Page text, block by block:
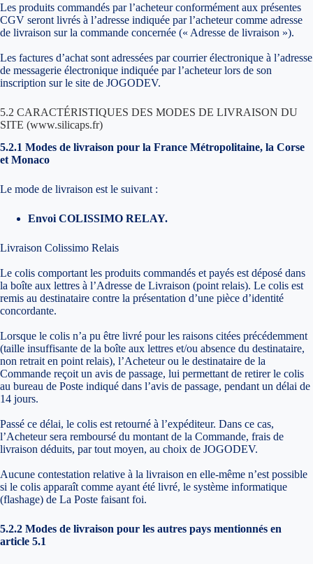
Les produits commandés par l’acheteur conformément aux présentes
CGV seront livrés à l’adresse indiquée par l’acheteur comme adresse
de livraison sur la commande concernée (« Adresse de livraison »).
Les factures d’achat sont adressées par courrier électronique à l’adresse
de messagerie électronique indiquée par l’acheteur lors de son
inscription sur le site de JOGODEV.
5.2 CARACTÉRISTIQUES DES MODES DE LIVRAISON DU
SITE (www.silicaps.fr)
5.2.1 Modes de livraison pour la France Métropolitaine, la Corse
et Monaco
Le mode de livraison est le suivant :
Envoi COLISSIMO RELAY.
Livraison Colissimo Relais
Le colis comportant les produits commandés et payés est déposé dans
la boîte aux lettres à l’Adresse de Livraison (point relais). Le colis est
remis au destinataire contre la présentation d’une pièce d’identité
concordante.
Lorsque le colis n’a pu être livré pour les raisons citées précédemment
(taille insuffisante de la boîte aux lettres et/ou absence du destinataire,
non retrait en point relais), l’Acheteur ou le destinataire de la
Commande reçoit un avis de passage, lui permettant de retirer le colis
au bureau de Poste indiqué dans l’avis de passage, pendant un délai de
14 jours.
Passé ce délai, le colis est retourné à l’expéditeur. Dans ce cas,
l’Acheteur sera remboursé du montant de la Commande, frais de
livraison déduits, par tout moyen, au choix de JOGODEV.
Aucune contestation relative à la livraison en elle-même n’est possible
si le colis apparaît comme ayant été livré, le système informatique
(flashage) de La Poste faisant foi.
5.2.2 Modes de livraison pour les autres pays mentionnés en
article 5.1